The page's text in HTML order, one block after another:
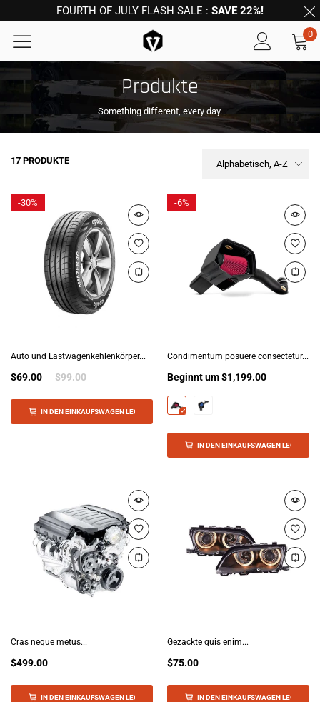
FOURTH OF JULY FLASH SALE : SAVE 22%!
0
Produkte
Something different, every day.
17 PRODUKTE Alphabetisch, A-Z
-30%
Auto und Lastwagenkehlenkörper...
$69.00 $99.00
IN DEN EINKAUFSWAGEN LEGEN
-6%
Condimentum posuere consectetur...
Beginnt um$1,199.00
IN DEN EINKAUFSWAGEN LEGEN
Cras neque metus...
$499.00
IN DEN EINKAUFSWAGEN LEGEN
Gezackte quis enim...
$75.00
IN DEN EINKAUFSWAGEN LEGEN